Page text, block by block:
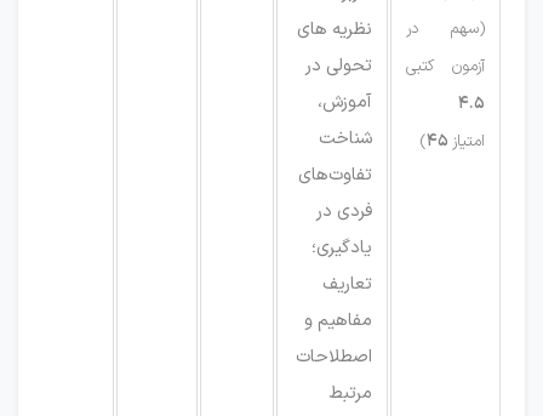
(سهم در
آزمون کتبی
4.5
امتیاز
)
نظریه های
تحولی در
آموزش،
شناخت
تفاوت‌های
فردی در
یادگیری؛
تعاریف
مفاهیم و
اصطلاحات
مرتبط